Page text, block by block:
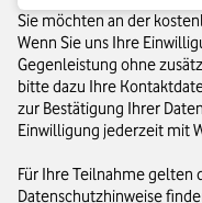
Sie möchten an der
Wenn Sie uns Ihre
Gegenleistung ohne
bitte dazu Ihre
zur Bestätigung Ihrer
Einwilligung jederzeit mit
Für Ihre Teilnahme gelten
Datenschutzhinweise